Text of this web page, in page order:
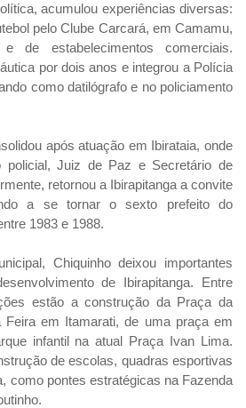
acumulou experiências diversas:
pelo Clube Carcará, em Camamu,
de estabelecimentos comerciais.
por dois anos e integrou a Polícia
como datilógrafo e no policiamento
após atuação em Ibirataia, onde
policial, Juiz de Paz e Secretário de
retornou a Ibirapitanga a convite
a se tornar o sexto prefeito do
1983 e 1988.
Chiquinho deixou importantes
de Ibirapitanga. Entre
estão a construção da Praça da
Feira em Itamarati, de uma praça em
infantil na atual Praça Ivan Lima.
de escolas, quadras esportivas
como pontes estratégicas na Fazenda